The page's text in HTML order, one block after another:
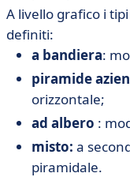
A livello grafico i
definiti:
a bandiera:
piramide
orizzontale;
ad albero :
misto: a
piramidale.